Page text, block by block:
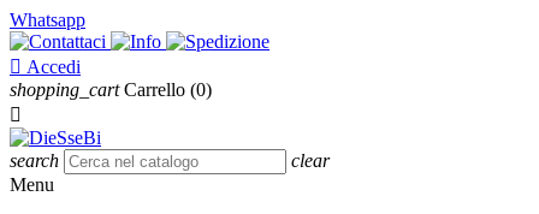
Whatsapp
 Accedi
shopping_cart Carrello (0)

search
clear
Menu